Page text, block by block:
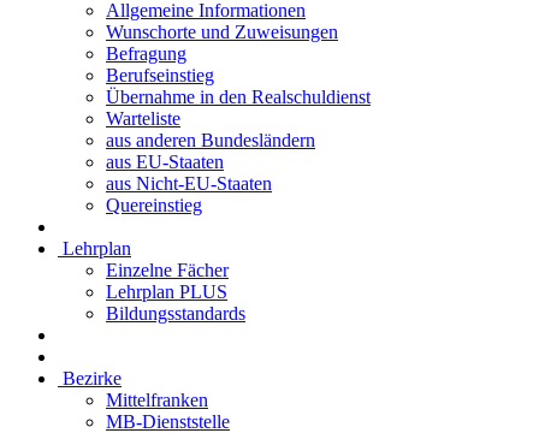
Allgemeine Informationen
Wunschorte und Zuweisungen
Befragung
Berufseinstieg
Übernahme in den Realschuldienst
Warteliste
aus anderen Bundesländern
aus EU-Staaten
aus Nicht-EU-Staaten
Quereinstieg
Lehrplan
Einzelne Fächer
Lehrplan PLUS
Bildungsstandards
Bezirke
Mittelfranken
MB-Dienststelle